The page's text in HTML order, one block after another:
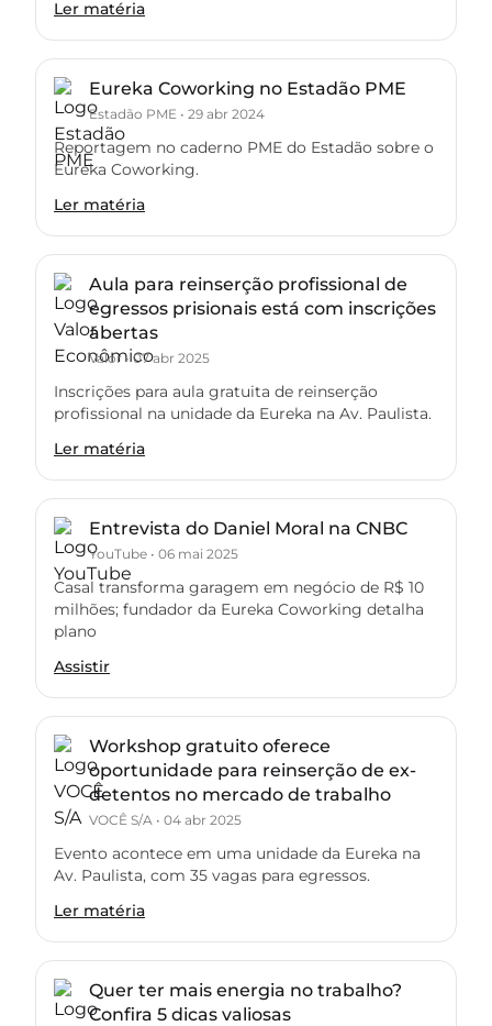
Ler matéria
Eureka Coworking no Estadão PME
Estadão PME • 29 abr 2024
Reportagem no caderno PME do Estadão sobre o
Eureka Coworking.
Ler matéria
Aula para reinserção profissional de
egressos prisionais está com inscrições
abertas
Valor•07 abr 2025
Inscrições para aula gratuita de reinserção
profissional na unidade da Eureka na Av. Paulista.
Ler matéria
Entrevista do Daniel Moral na CNBC
YouTube • 06 mai 2025
Casal transforma garagem em negócio de R$ 10
milhões; fundador da Eureka Coworking detalha
plano
Assistir
Workshop gratuito oferece
oportunidade para reinserção de ex-
detentos no mercado de trabalho
VOCÊ S/A • 04 abr 2025
Evento acontece em uma unidade da Eureka na
Av. Paulista, com 35 vagas para egressos.
Ler matéria
Quer ter mais energia no trabalho?
Confira 5 dicas valiosas